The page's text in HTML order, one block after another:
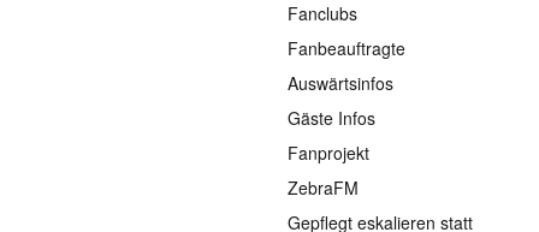
Fanclubs
Fanbeauftragte
Auswärtsinfos
Gäste Infos
Fanprojekt
ZebraFM
Gepflegt eskalieren statt